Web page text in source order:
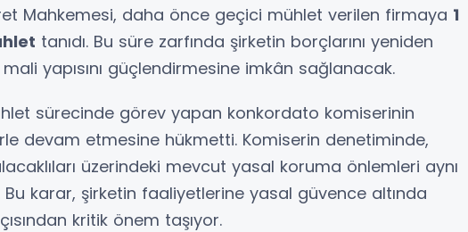
Mahkemesi, daha önce geçici mühlet verilen firmaya 1
tanıdı. Bu süre zarfında şirketin borçlarını yeniden
mali yapısını güçlendirmesine imkân sağlanacak.
sürecinde görev yapan konkordato komiserinin
devam etmesine hükmetti. Komiserin denetiminde,
üzerindeki mevcut yasal koruma önlemleri aynı
Bu karar, şirketin faaliyetlerine yasal güvence altında
kritik önem taşıyor.